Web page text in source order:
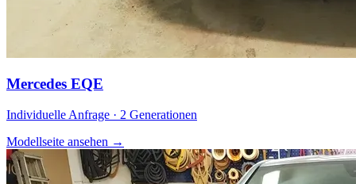
Mercedes EQE
Individuelle Anfrage · 2 Generationen
Modellseite ansehen →